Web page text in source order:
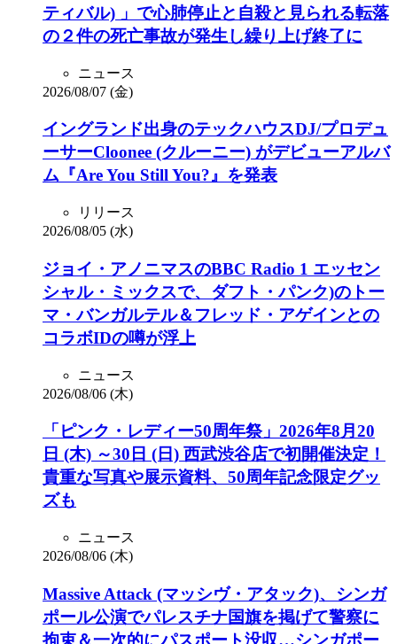
ティバル) 」で心肺停止と自殺と見られる転落
の２件の死亡事故が発生し繰り上げ終了に
ニュース
2026/08/07 (金)
イングランド出身のテックハウスDJ/プロデュ
ーサーCloonee (クルーニー) がデビューアルバ
ム『Are You Still You?』を発表
リリース
2026/08/05 (水)
ジョイ・アノニマスのBBC Radio 1 エッセン
シャル・ミックスで、ダフト・パンク)のトー
マ・バンガルテル＆フレッド・アゲインとの
コラボIDの噂が浮上
ニュース
2026/08/06 (木)
「ピンク・レディー50周年祭」2026年8月20
日 (木) ～30日 (日) 西武渋谷店で初開催決定！
貴重な写真や展示資料、50周年記念限定グッ
ズも
ニュース
2026/08/06 (木)
Massive Attack (マッシヴ・アタック)、シンガ
ポール公演でパレスチナ国旗を掲げて警察に
拘束＆一次的にパスポート没収…シンガポー